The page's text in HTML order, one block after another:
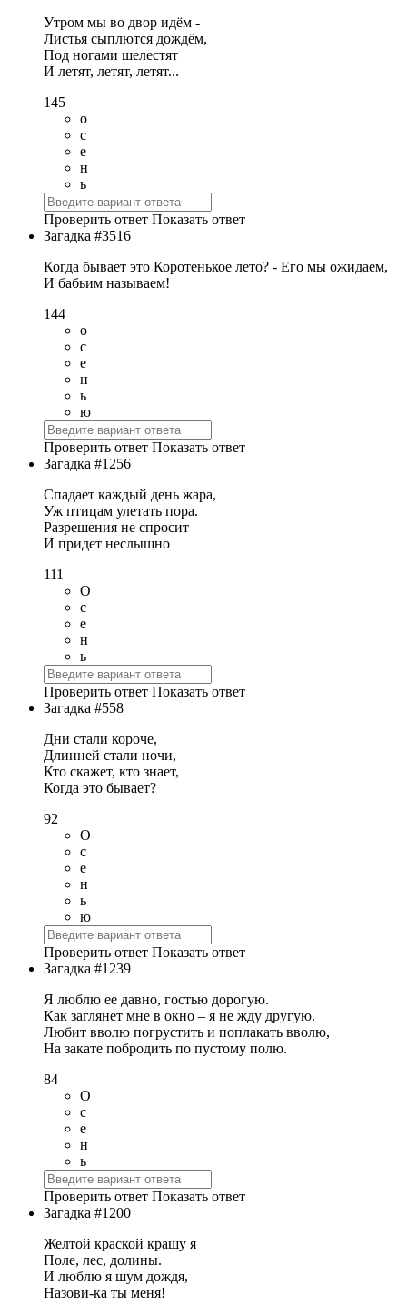
Утром мы во двор идём -
Листья сыплются дождём,
Под ногами шелестят
И летят, летят, летят...
145
о
с
е
н
ь
Проверить ответ Показать ответ
Загадка #3516
Когда бывает это Коротенькое лето? - Его мы ожидаем,
И бабьим называем!
144
о
с
е
н
ь
ю
Проверить ответ Показать ответ
Загадка #1256
Спадает каждый день жара,
Уж птицам улетать пора.
Разрешения не спросит
И придет неслышно
111
О
с
е
н
ь
Проверить ответ Показать ответ
Загадка #558
Дни стали короче,
Длинней стали ночи,
Кто скажет, кто знает,
Когда это бывает?
92
О
с
е
н
ь
ю
Проверить ответ Показать ответ
Загадка #1239
Я люблю ее давно, гостью дорогую.
Как заглянет мне в окно – я не жду другую.
Любит вволю погрустить и поплакать вволю,
На закате побродить по пустому полю.
84
О
с
е
н
ь
Проверить ответ Показать ответ
Загадка #1200
Желтой краской крашу я
Поле, лес, долины.
И люблю я шум дождя,
Назови-ка ты меня!